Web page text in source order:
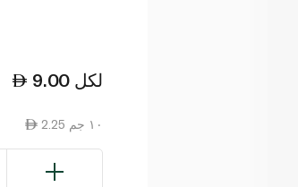
9.00 لكل
2.25 ١٠ جم